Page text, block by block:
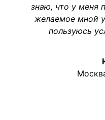
знаю, что у меня
желаемое мной
пользуюсь